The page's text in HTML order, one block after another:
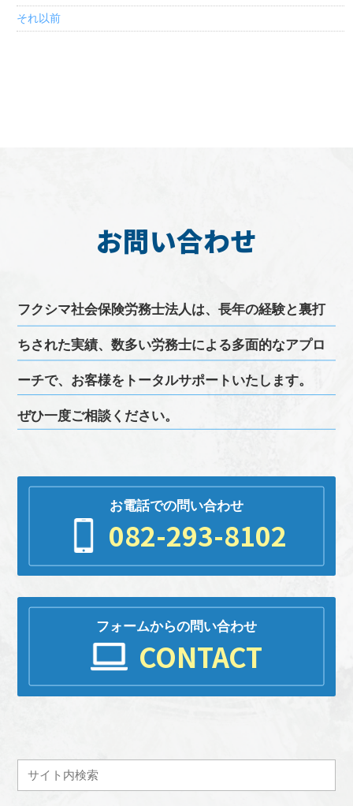
それ以前
お問い合わせ
フクシマ社会保険労務士法人は、長年の経験と裏打
ちされた実績、数多い労務士による多面的なアプロ
ーチで、お客様をトータルサポートいたします。
ぜひ一度ご相談ください。
お電話での問い合わせ
082-293-8102
フォームからの問い合わせ
CONTACT